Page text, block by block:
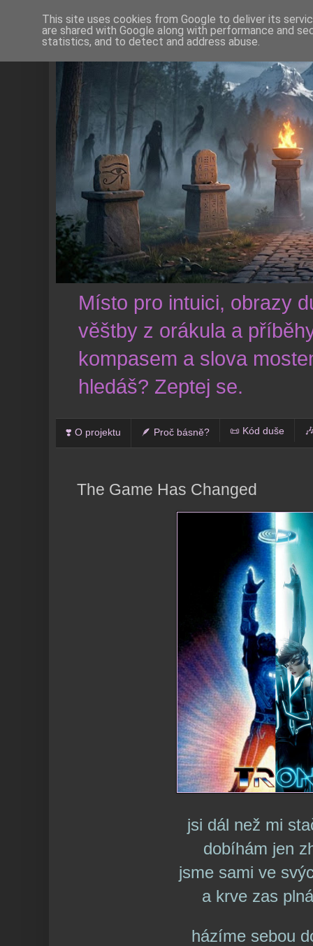
Místo pro intuici, obrazy
věštby z orákula a
kompasem a slova
hledáš? Zeptej se.
❣️ O projektu 🪶 Proč básně? 📜 Kód duše
The Game Has Changed
jsi dál než mi
dobíhám jen
jsme sami ve
a krve zas
házíme sebou
This site uses cookies from Google to deliver its
are shared with Google along with performance and
statistics, and to detect and address abuse.